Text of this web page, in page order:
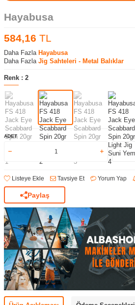
Hayabusa
584,16 TL
Daha Fazla Hayabusa
Daha Fazla Jig Sahteleri - Metal Balıklar
Renk : 2
ADET
Listeye Ekle Tavsiye Et Yorum Yap
Paylaş